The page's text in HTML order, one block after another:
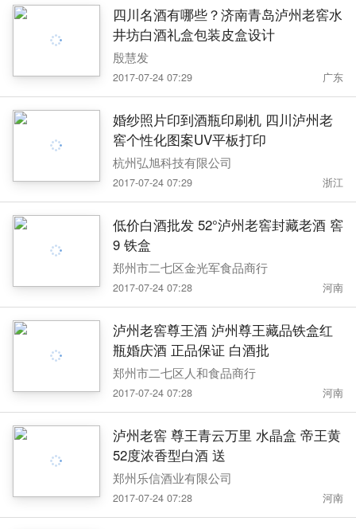
四川名酒有哪些？济南青岛泸州老窖水
井坊白酒礼盒包装皮盒设计
殷慧发
2017-07-24 07:29 广东
婚纱照片印到酒瓶印刷机 四川泸州老
窖个性化图案UV平板打印
杭州弘旭科技有限公司
2017-07-24 07:29 浙江
低价白酒批发 52°泸州老窖封藏老酒 窖
9 铁盒
郑州市二七区金光军食品商行
2017-07-24 07:28 河南
泸州老窖尊王酒 泸州尊王藏品铁盒红
瓶婚庆酒 正品保证 白酒批
郑州市二七区人和食品商行
2017-07-24 07:28 河南
泸州老窖 尊王青云万里 水晶盒 帝王黄
52度浓香型白酒 送
郑州乐信酒业有限公司
2017-07-24 07:28 河南